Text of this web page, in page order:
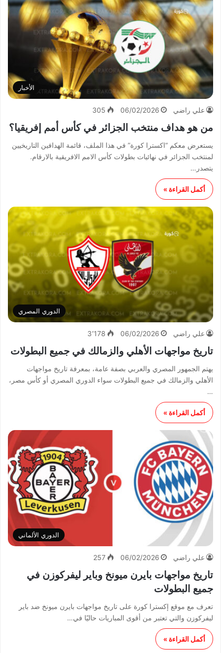
الأخبار
علي راضي 06/02/2026
305
من هو هداف منتخب الجزائر في كأس أمم إفريقيا؟
يستعرض معكم “اكسترا كورة” في هذا الملف، قائمة الهدافين التاريخيين
لمنتخب الجزائر في نهائيات بطولات كأس الامم الافريقية بالارقام.
يتصدر…
أكمل القراءة »
الدوري المصري
علي راضي 06/02/2026 3٬178
تاريخ مواجهات الأهلي والزمالك في جميع البطولات
يهتم الجمهور المصري والعربي بصفة عامة، بمعرفة تاريخ مواجهات
الأهلي والزمالك في جميع البطولات سواء الدوري المصري أو كأس مصر،
…
أكمل القراءة »
الدوري الألماني
علي راضي 06/02/2026
257
تاريخ مواجهات بايرن ميونخ وباير ليفركوزن في
جميع البطولات
تعرف مع موقع إكسترا كورة على تاريخ مواجهات بايرن ميونخ ضد باير
ليفركوزن والتي تعتبر من أقوى المباريات حاليًا في…
أكمل القراءة »